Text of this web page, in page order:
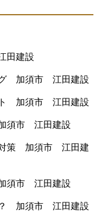
田建設
グ 加須市 江田建設
ト 加須市 江田建設
須市 江田建設
対策 加須市 江田建
須市 江田建設
？ 加須市 江田建設